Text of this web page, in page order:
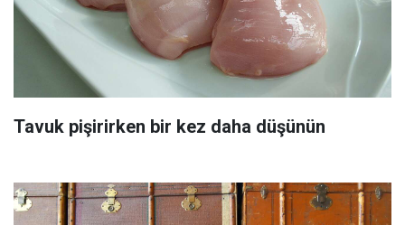
Tavuk pişirirken bir kez daha düşünün